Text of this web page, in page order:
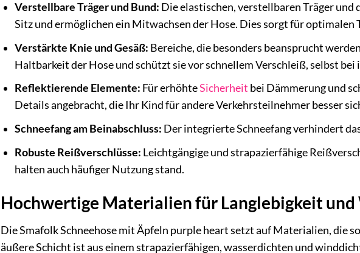
Verstellbare Träger und Bund: Die elastischen, verstellbaren Träger und
Sitz und ermöglichen ein Mitwachsen der Hose. Dies sorgt für
Verstärkte Knie und Gesäß: Bereiche, die besonders beansprucht
Haltbarkeit der Hose und schützt sie vor schnellem Verschleiß, selbst
Reflektierende Elemente: Für erhöhteSicherheit bei Dämmerung und
Details angebracht, die Ihr Kind für andere Verkehrsteilnehmer besser
Schneefang am Beinabschluss: Der integrierte Schneefang verhindert
Robuste Reißverschlüsse: Leichtgängige und strapazierfähige
halten auch häufiger Nutzung stand.
Hochwertige Materialien für Langlebigkeit
Die Smafolk Schneehose mit Äpfeln purple heart setzt auf Materialien, die
äußere Schicht ist aus einem strapazierfähigen, wasserdichten und